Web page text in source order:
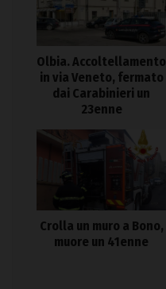
Olbia. Accoltellamento
in via Veneto, fermato
dai Carabinieri un
23enne
Crolla un muro a Bono,
muore un 41enne